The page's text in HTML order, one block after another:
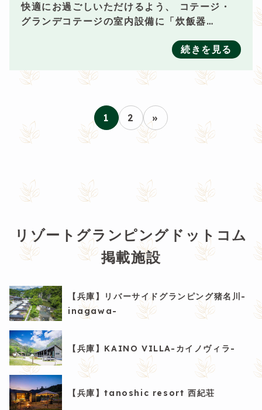
快適にお過ごしいただけるよう、 コテージ・
グランデコテージの室内設備に「炊飯器…
続きを見る
pagination
1 2 »
リゾートグランピングドットコム
掲載施設
【兵庫】リバーサイドグランピング猪名川-
inagawa-
【兵庫】KAINO VILLA-カイノヴィラ-
【兵庫】tanoshic resort 西紀荘